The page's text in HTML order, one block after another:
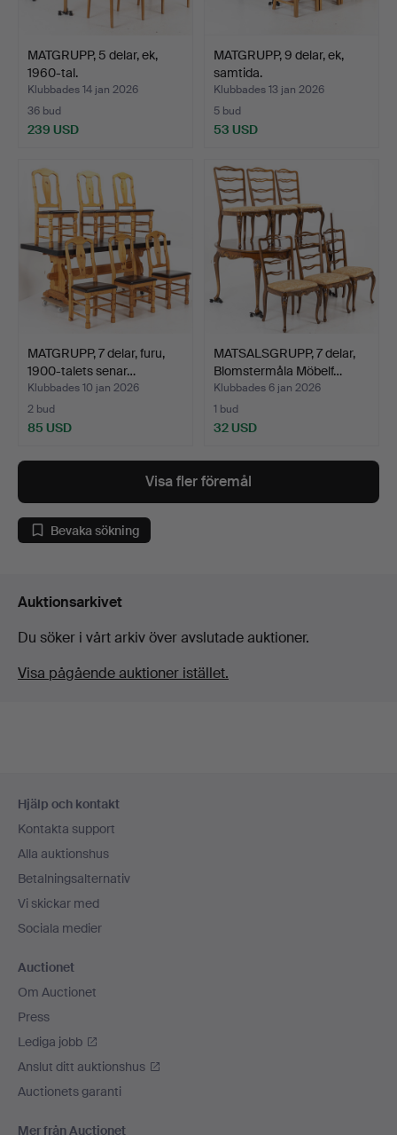
MATGRUPP, 5 delar, ek,
1960-tal.
Klubbades 14 jan 2026
36 bud
239 USD
MATGRUPP, 9 delar, ek,
samtida.
Klubbades 13 jan 2026
5 bud
53 USD
MATGRUPP, 7 delar, furu,
1900-talets senar…
Klubbades 10 jan 2026
2 bud
85 USD
MATSALSGRUPP, 7 delar,
Blomstermåla Möbelf…
Klubbades 6 jan 2026
1 bud
32 USD
Visa fler föremål
Bevaka sökning
Auktionsarkivet
Du söker i vårt arkiv över avslutade auktioner.
Visa pågående auktioner istället.
Hjälp och kontakt
Kontakta support
Alla auktionshus
Betalningsalternativ
Vi skickar med
Sociala medier
Auctionet
Om Auctionet
Press
Lediga jobb
Anslut ditt auktionshus
Auctionets garanti
Mer från Auctionet